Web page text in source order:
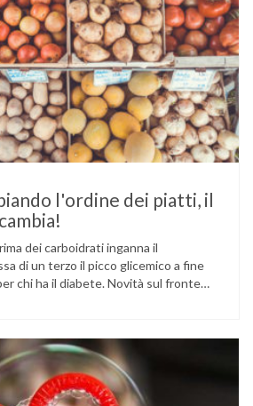
l'ordine dei piatti, il
dei carboidrati inganna il
di un terzo il picco glicemico a fine
chi ha il diabete. Novità sul fronte
ed evitare che gli zuccheri …